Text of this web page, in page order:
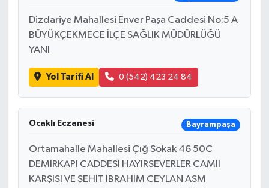
Dizdariye Mahallesi Enver Paşa Caddesi No:5 A
BÜYÜKÇEKMECE İLÇE SAĞLIK MÜDÜRLÜĞÜ
YANI
Yol Tarifi Al 0 (542) 423 24 84
Ocaklı Eczanesi Bayrampaşa
Ortamahalle Mahallesi Çığ Sokak 46 50C
DEMİRKAPI CADDESİ HAYIRSEVERLER CAMİİ
KARŞISI VE ŞEHİT İBRAHİM CEYLAN ASM